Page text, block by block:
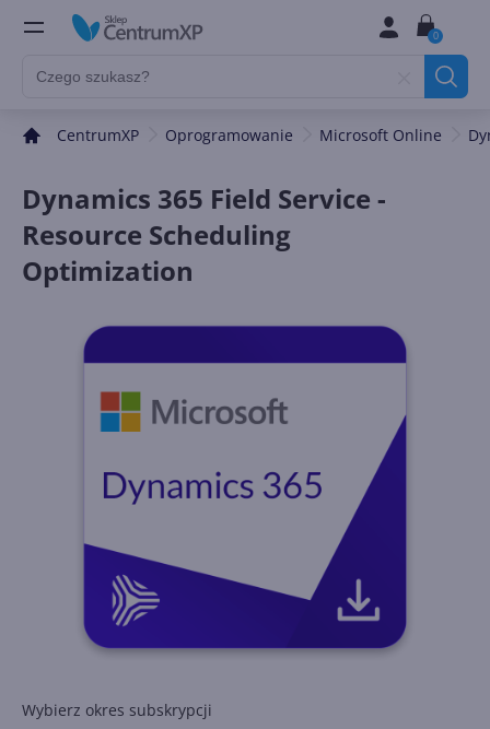
0
CentrumXP Oprogramowanie Microsoft Online
Dynamics 365 Field Service -
Resource Scheduling
Optimization
Wybierz okres subskrypcji